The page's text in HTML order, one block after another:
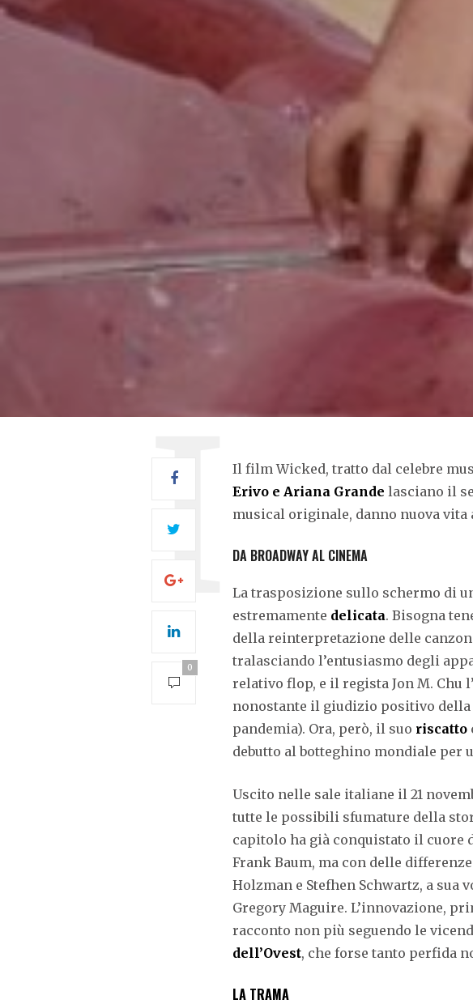
0
Il film Wicked, tratto dal celebre
Erivo e Ariana Grande lasciano il
musical originale, danno nuova vita
DA BROADWAY AL CINEMA
La trasposizione sullo schermo di
estremamente delicata. Bisogna
della reinterpretazione delle
tralasciando l’entusiasmo degli
relativo flop, e il regista Jon M. Chu
nonostante il giudizio positivo della
pandemia). Ora, però, il suo riscatto
debutto al botteghino mondiale per
Uscito nelle sale italiane il 21
tutte le possibili sfumature della
capitolo ha già conquistato il cuore
Frank Baum, ma con delle
Holzman e Stefhen Schwartz, a sua
Gregory Maguire. L’innovazione,
racconto non più seguendo le
dell’Ovest, che forse tanto perfida
LA TRAMA